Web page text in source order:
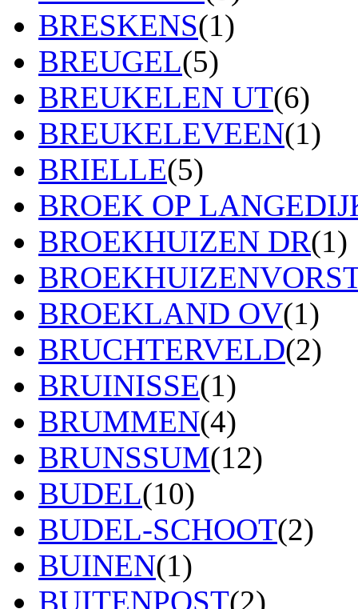
BRESKENS(1)
BREUGEL(5)
BREUKELEN UT(6)
BREUKELEVEEN(1)
BRIELLE(5)
BROEK OP
BROEKHUIZEN DR(1)
BROEKLAND OV(1)
BRUCHTERVELD(2)
BRUINISSE(1)
BRUMMEN(4)
BRUNSSUM(12)
BUDEL(10)
BUDEL-SCHOOT(2)
BUINEN(1)
BUITENPOST(2)